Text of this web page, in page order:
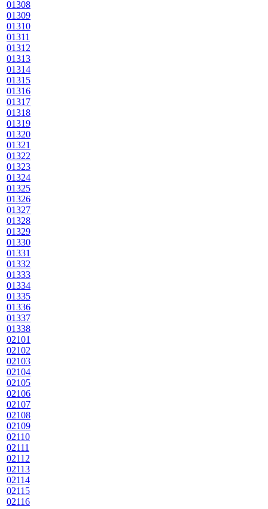
01308
01309
01310
01311
01312
01313
01314
01315
01316
01317
01318
01319
01320
01321
01322
01323
01324
01325
01326
01327
01328
01329
01330
01331
01332
01333
01334
01335
01336
01337
01338
02101
02102
02103
02104
02105
02106
02107
02108
02109
02110
02111
02112
02113
02114
02115
02116